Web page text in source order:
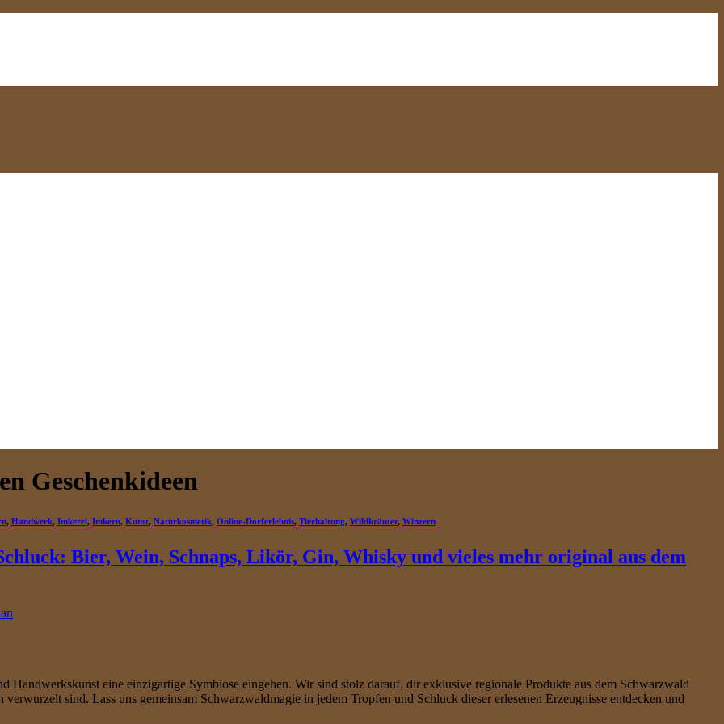
Geschenkideen
, Handwerk, Imkerei, Imkern, Kunst, Naturkosmetik, Online-Dorferlebnis, Tierhaltung, Wildkräuter, Winzern
Bier, Wein, Schnaps, Likör, Gin, Whisky und vieles mehr original aus dem
eine einzigartige Symbiose eingehen. Wir sind stolz darauf, dir exklusive regionale Produkte aus dem Schwarzwald
sind. Lass uns gemeinsam Schwarzwaldmagie in jedem Tropfen und Schluck dieser erlesenen Erzeugnisse entdecken und